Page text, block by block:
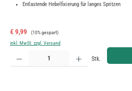
Entlastende Hebelfixierung für langes Spritzen
Verkaufspreis:
€ 9,99 Regulärer Preis:
(10% gespart)
inkl. MwSt. zzgl. Versand
Produkt Anzahl: Gib den gewünschten Wert ein oder
Stk.